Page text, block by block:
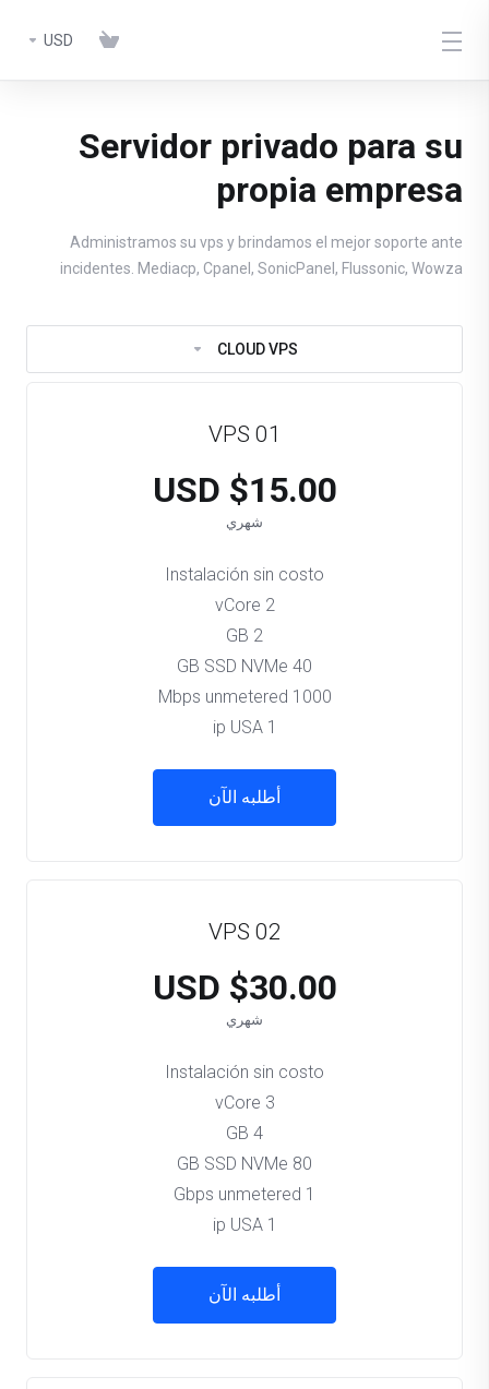
USD
Servidor privado para su
propia empresa
Administramos su vps y brindamos el mejor soporte ante
incidentes. Mediacp, Cpanel, SonicPanel, Flussonic, Wowza
CLOUD VPS
VPS 01
$15.00 USD
شهري
Instalación sin costo
2 vCore
2 GB
40 GB SSD NVMe
1000 Mbps unmetered
1 ip USA
أطلبه الآن
VPS 02
$30.00 USD
شهري
Instalación sin costo
3 vCore
4 GB
80 GB SSD NVMe
1 Gbps unmetered
1 ip USA
أطلبه الآن